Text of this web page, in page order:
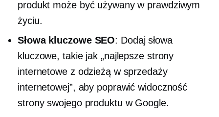
produkt może być używany w prawdziwym
życiu.
Słowa kluczowe SEO: Dodaj słowa
kluczowe, takie jak „najlepsze strony
internetowe z odzieżą w sprzedaży
internetowej”, aby poprawić widoczność
strony swojego produktu w Google.